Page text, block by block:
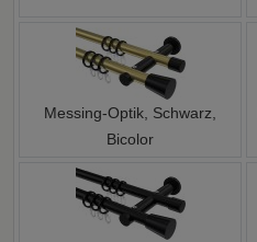
Messing-Optik, Schwarz,
Bicolor